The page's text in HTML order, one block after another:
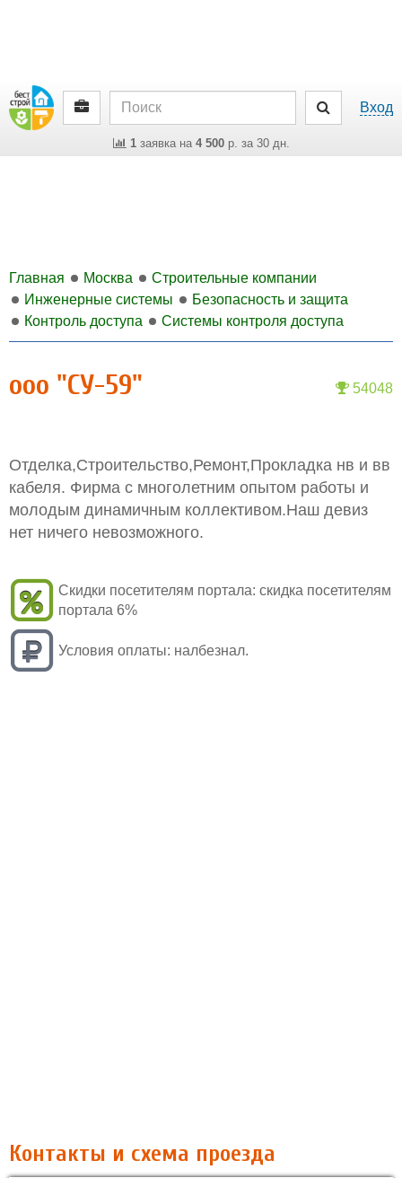
Вход
1заявка на 4 500р. за 30 дн.
Главная Москва
Строительные компании
Инженерные системы
Безопасность и защита
Контроль доступа
Системы контроля доступа
54048
ооо "СУ-59"
Отделка,Строительство,Ремонт,Прокладка нв и вв
кабеля. Фирма с многолетним опытом работы и
молодым динамичным коллективом.Наш девиз
нет ничего невозможного.
Скидки посетителям портала: скидка посетителям
портала 6%
Условия оплаты: налбезнал.
Контакты и схема проезда